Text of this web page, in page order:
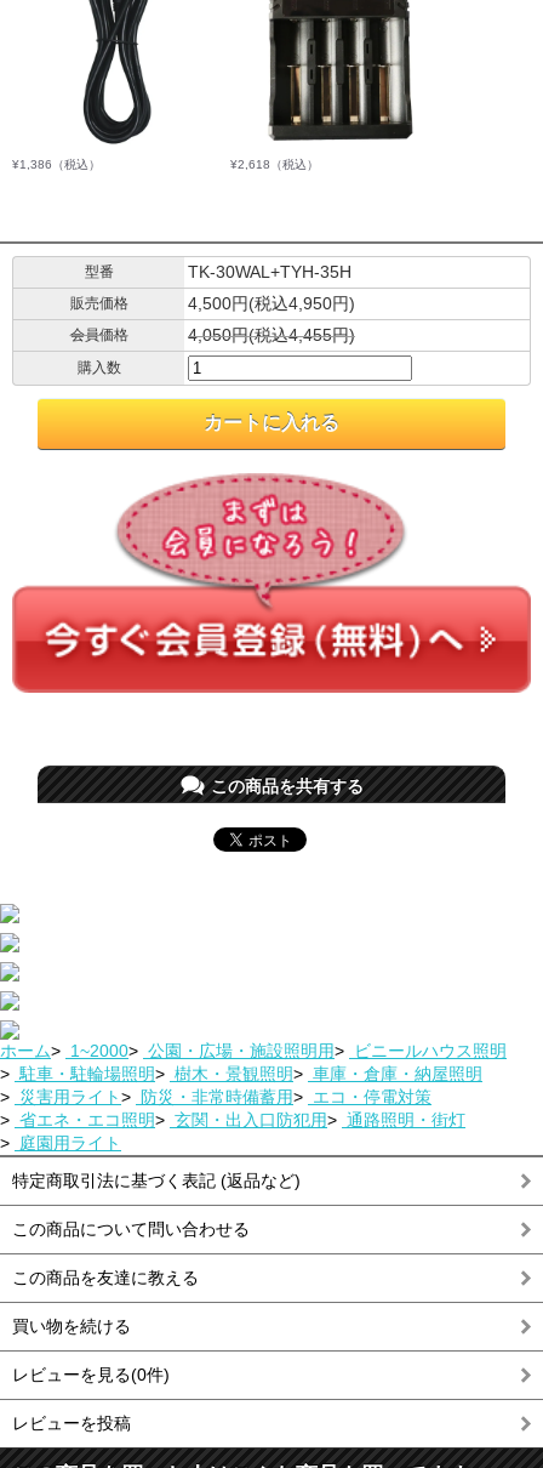
¥1,386 （税込） ¥2,618 （税込）
型番 TK-30WAL+TYH-35H
販売価格 4,500円(税込4,950円)
会員価格 4,050円(税込4,455円)
購入数
この商品を共有する
ホーム> 1~2000> 公園・広場・施設照明用>
ビニールハウス照明
> 駐車・駐輪場照明> 樹木・景観照明> 車庫・倉庫・納屋照明
> 災害用ライト> 防災・非常時備蓄用> エコ・停電対策
> 省エネ・エコ照明> 玄関・出入口防犯用> 通路照明・街灯
> 庭園用ライト
特定商取引法に基づく表記 (返品など)
この商品について問い合わせる
この商品を友達に教える
買い物を続ける
レビューを見る(0件)
レビューを投稿